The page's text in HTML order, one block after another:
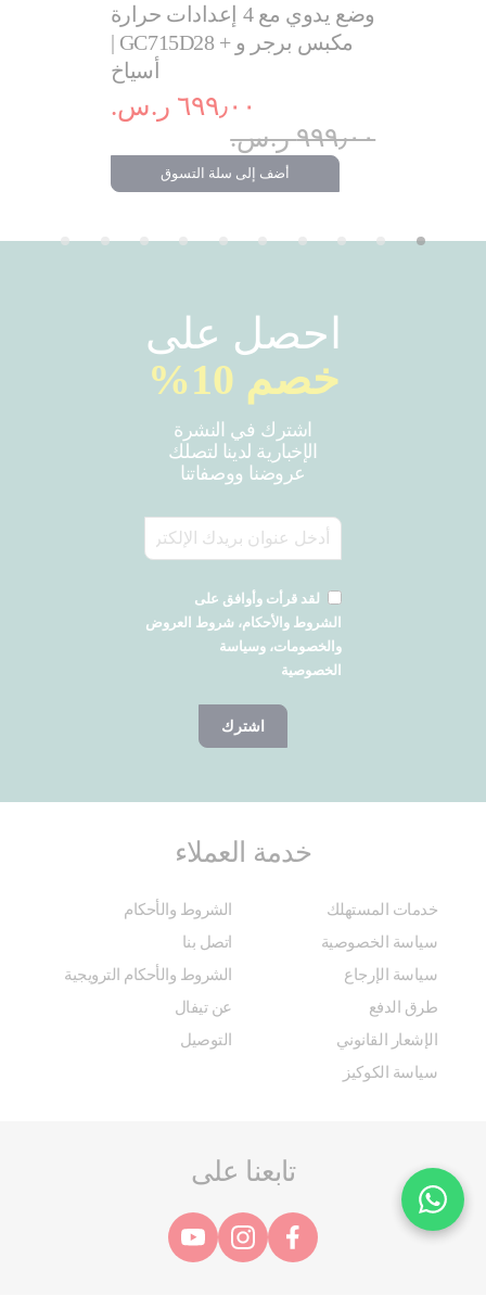
وضع يدوي مع 4 إعدادات حرارة
| GC715D28 + مكبس برجر و
أسياخ
٦٩٩٫٠٠ ر.س.‏
٩٩٩٫٠٠ ر.س.‏
أضف إلى سلة التسوق
احصل على
خصم 10%
اشترك في النشرة
الإخبارية لدينا لتصلك
عروضنا ووصفاتنا
لقد قرأت وأوافق على
الشروط والأحكام، شروط العروض
والخصومات، وسياسة
الخصوصية
اشترك
خدمة العملاء
خدمات المستهلك
الشروط والأحكام
سياسة الخصوصية
اتصل بنا
سياسة الإرجاع
الشروط والأحكام الترويجية
طرق الدفع
عن تيفال
الإشعار القانوني
التوصيل
سياسة الكوكيز
تابعنا على